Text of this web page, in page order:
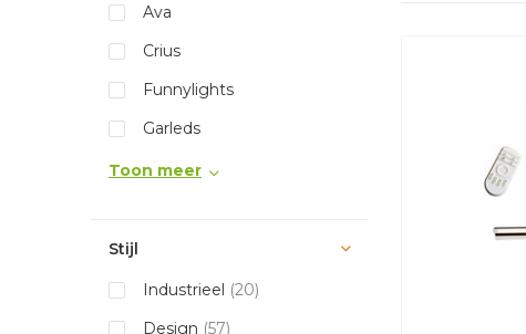
Ava
Crius
Funnylights
Garleds
Toon meer
Stijl
Industrieel (20)
Design (57)